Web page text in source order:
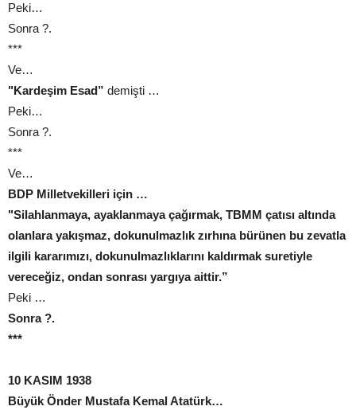
Peki…
Sonra ?.
***
Ve…
"Kardeşim Esad” demişti …
Peki…
Sonra ?.
***
Ve…
BDP Milletvekilleri için …
"Silahlanmaya, ayaklanmaya çağırmak, TBMM çatısı altında
olanlara yakışmaz, dokunulmazlık zırhına bürünen bu zevatla
ilgili kararımızı, dokunulmazlıklarını kaldırmak suretiyle
vereceğiz, ondan sonrası yargıya aittir.”
Peki …
Sonra ?.
***
10 KASIM 1938
Büyük Önder Mustafa Kemal Atatürk…